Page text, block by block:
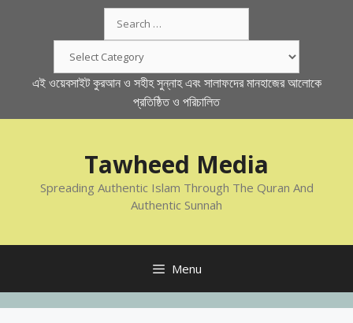
for:
এই ওয়েবসাইট কুরআন ও সহীহ সুন্নাহ এবং সালাফদের মানহাজের আলোকে
প্রতিষ্ঠিত ও পরিচালিত
Tawheed Media
Spreading Authentic Islam Through The Quran And
Authentic Sunnah
Menu